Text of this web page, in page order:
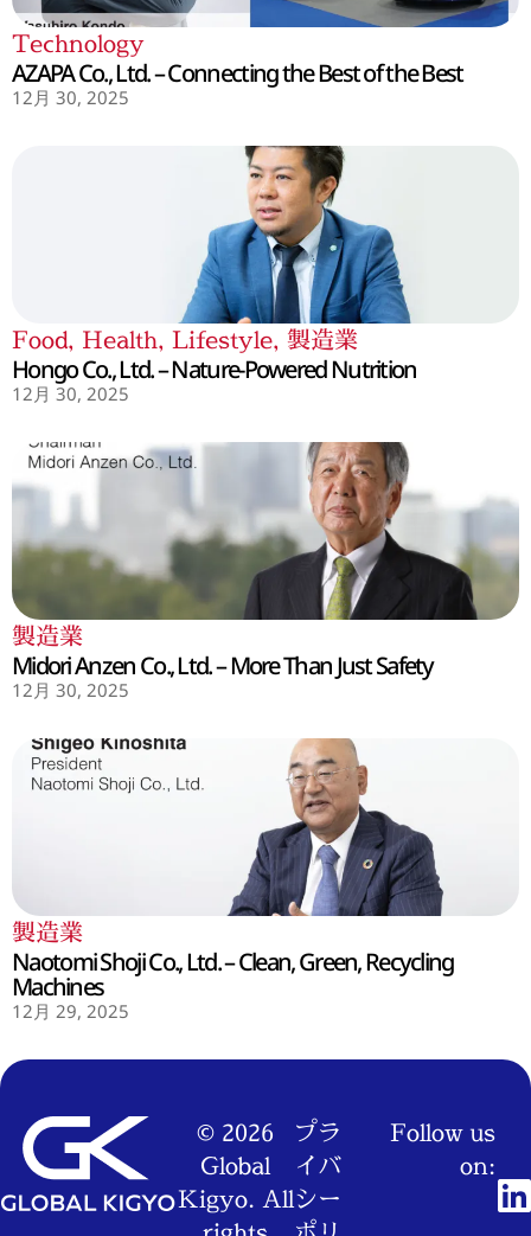
Technology
AZAPA Co., Ltd. – Connecting the Best of the Best
12月 30, 2025
Food, Health, Lifestyle, 製造業
Hongo Co., Ltd. – Nature-Powered Nutrition
12月 30, 2025
製造業
Midori Anzen Co., Ltd. – More Than Just Safety
12月 30, 2025
製造業
Naotomi Shoji Co., Ltd. – Clean, Green, Recycling
Machines
12月 29, 2025
© 2026
Global
Kigyo. All
プラ
イバ
シー
Follow us
on: